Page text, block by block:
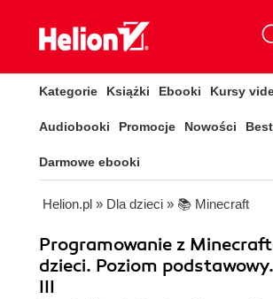
Kategorie Książki Ebooki Kursy
Audiobooki Promocje Nowości
Darmowe ebooki
Helion.pl » Dla dzieci » 📚 Minecraft
Programowanie z
dzieci. Poziom
III